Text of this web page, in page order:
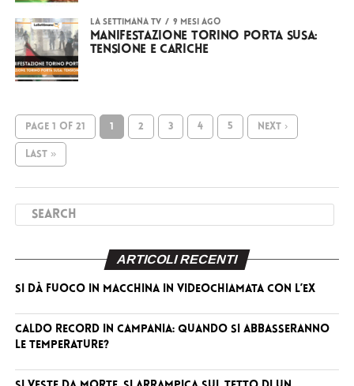
LA SETTIMANA TV 9 mesi ago
Manifestazione Torino Porta Susa:
tensione e cariche
PAGE 1 OF 21 1 2 3 4 5 NEXT ›
LAST »
ARTICOLI RECENTI
Si dà fuoco in macchina in videochiamata con l’ex
Caldo record in Campania: quando si abbasseranno
le temperature?